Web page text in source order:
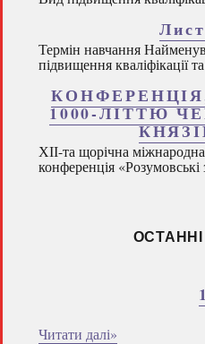
Термін навчання
підвищення кваліфікації
1000-ЛІТТЮ
ХІІ-та щорічна
конференція «Розумовські
1
Читати далі»